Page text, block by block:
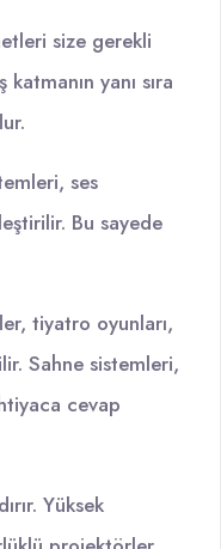
size gerekli
yanı sıra
ses
Bu sayede
tiyatro oyunları,
Sahne sistemleri,
cevap
Yüksek